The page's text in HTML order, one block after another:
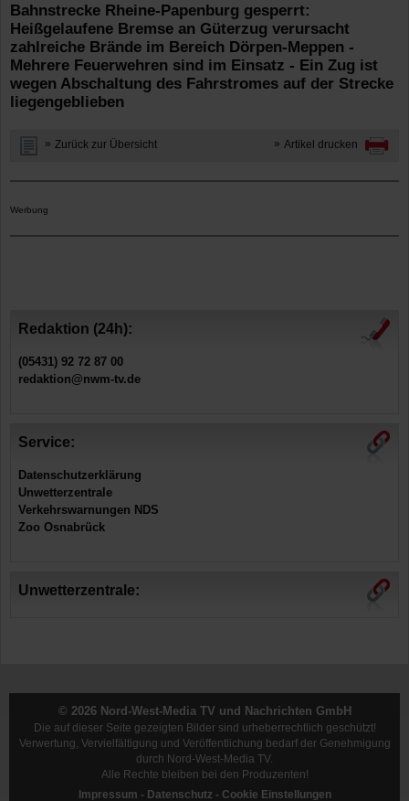
Bahnstrecke Rheine-Papenburg gesperrt:
Heißgelaufene Bremse an Güterzug verursacht
zahlreiche Brände im Bereich Dörpen-Meppen -
Mehrere Feuerwehren sind im Einsatz - Ein Zug ist
wegen Abschaltung des Fahrstromes auf der Strecke
liegengeblieben
Zurück zur Übersicht Artikel drucken
Werbung
Redaktion (24h):
(05431) 92 72 87 00
redaktion@nwm-tv.de
Service:
Datenschutzerklärung
Unwetterzentrale
Verkehrswarnungen NDS
Zoo Osnabrück
Unwetterzentrale:
© 2026 Nord-West-Media TV und Nachrichten GmbH
Die auf dieser Seite gezeigten Bilder sind urheberrechtlich geschützt!
Verwertung, Vervielfältigung und Veröffentlichung bedarf der Genehmigung
durch Nord-West-Media TV.
Alle Rechte bleiben bei den Produzenten!
Impressum - Datenschutz - Cookie Einstellungen